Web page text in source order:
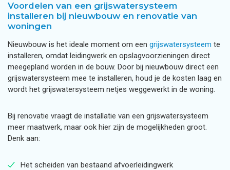
Voordelen van een grijswatersysteem
installeren bij nieuwbouw en renovatie van
woningen
Nieuwbouw is het ideale moment om een grijswatersysteem te
installeren, omdat leidingwerk en opslagvoorzieningen direct
meegepland worden in de bouw. Door bij nieuwbouw direct een
grijswatersysteem mee te installeren, houd je de kosten laag en
wordt het grijswatersysteem netjes weggewerkt in de woning.
Bij renovatie vraagt de installatie van een grijswatersysteem
meer maatwerk, maar ook hier zijn de mogelijkheden groot.
Denk aan:
Het scheiden van bestaand afvoerleidingwerk